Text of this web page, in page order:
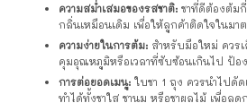
ความสม่ำเสมอของรสชาติ: ชาที่ดีต้องต้ม
กลิ่นเหมือนเดิม เพื่อให้ลูกค้าติดใจในมา
ความง่ายในการต้ม: สำหรับมือใหม่ ควร
คุมอุณหภูมิหรือเวลาที่ซับซ้อนเกินไป ป้อ
การต่อยอดเมนู: ใบชา 1 ถุง ควรนำไปดั
ทำได้ทั้งชาใส ชานม หรือชาผลไม้ เพื่อล